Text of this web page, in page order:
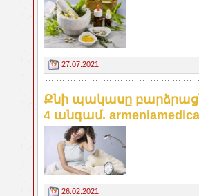
27.07.2021
Քնի պակասը
4 անգամ.
26.02.2021